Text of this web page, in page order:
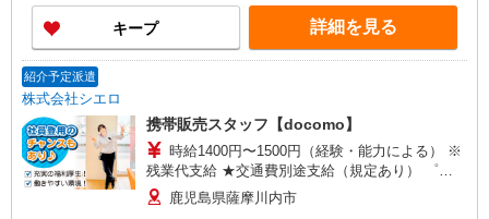
ィブ支給(規定有) ★月2回払い・週払い可能（規程
有）★ ゜・。○。・゜+゜・。○。・゜+゜
キープ 詳細を見る
紹介予定派遣
株式会社シエロ
携帯販売スタッフ【docomo】
時給1400円〜1500円（経験・能力による） ※
残業代支給 ★交通費別途支給（規定あり） ゜
+゜・。○。・゜+゜・。○。・゜+゜ 入社祝い金10
万円支給(規定有) お友達を紹介頂くと, インセンテ
鹿児島県薩摩川内市